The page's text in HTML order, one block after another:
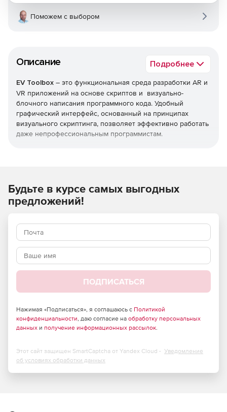
Описание Подробнее
EV Toolbox – это функциональная среда разработки AR и
VR приложений на основе скриптов и визуально-
блочного написания программного кода. Удобный
графический интерфейс, основанный на принципах
визуального скриптинга, позволяет эффективно работать
даже непрофессиональным программистам.
Состав EV Toolbox
скриптовой (язык Lua).
Удобный редактор 3D-сцен: создание виртуальных
объектов в пространстве.
для мобильных приложений: меню, элементы
управления, режим AR.
для разработки приложений дополненной и
виртуальной реальности.
Поможем с выбором
Будьте в курсе самых выгодных
предложений!
ПОДПИСАТЬСЯ
Нажимая «Подписаться», я соглашаюсь с Политикой
конфиденциальности, даю согласие на обработку персональных
данных и получение информационных рассылок.
Этот сайт защищен SmartCaptcha от Yandex Cloud - Уведомление
об условиях обработки данных